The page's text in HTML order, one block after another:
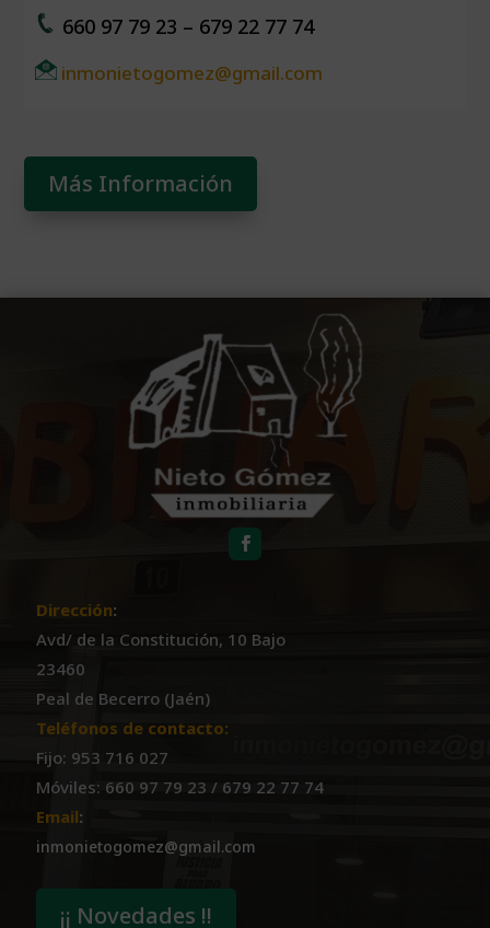
660 97 79 23 – 679 22 77 74
inmonietogomez@gmail.com
Más Información
Dirección:
Avd/ de la Constitución, 10 Bajo
23460
Peal de Becerro (Jaén)
Teléfonos de contacto:
Fijo: 953 716 027
Móviles: 660 97 79 23 / 679 22 77 74
Email:
inmonietogomez@gmail.com
¡¡ Novedades !!